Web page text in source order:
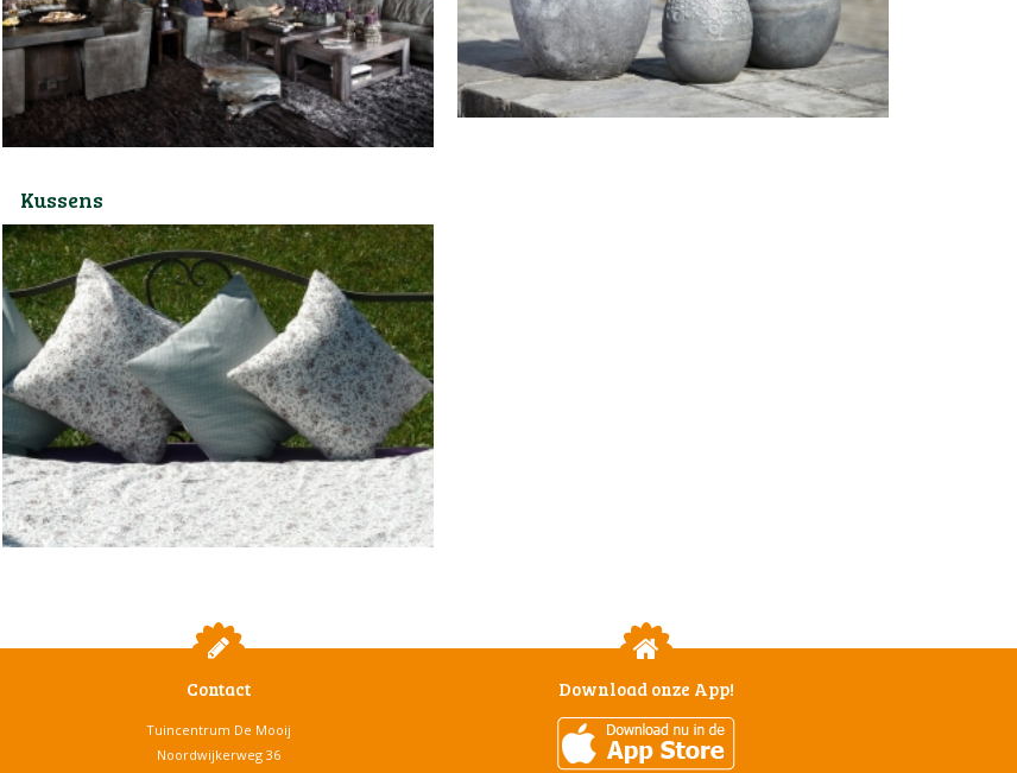
Kussens
Contact
Tuincentrum De Mooij
Noordwijkerweg 36
Download onze App!